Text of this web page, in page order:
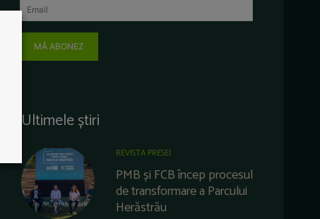
MĂ ABONEZ
Ultimele știri
REVISTA PRESEI
PMB și FCB încep procesul
de transformare a Parcului
Herăstrău